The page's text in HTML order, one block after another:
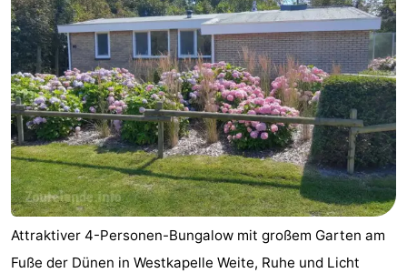
Attraktiver 4-Personen-Bungalow mit großem Garten am
Fuße der Dünen in Westkapelle Weite, Ruhe und Licht